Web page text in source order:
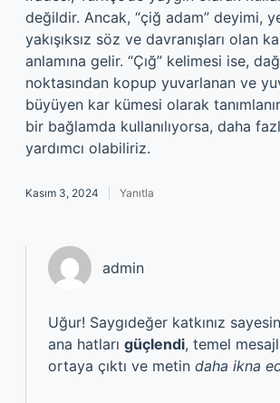
değildir. Ancak, “çiğ adam” deyimi,
yakışıksız söz ve davranışları olan
anlamına gelir. “Çığ” kelimesi ise,
noktasından kopup yuvarlanan ve
büyüyen kar kümesi olarak
bir bağlamda kullanılıyorsa, daha
yardımcı olabiliriz.
Kasım 3, 2024 Yanıtla
admin
Uğur! Saygıdeğer katkınız
ana hatları güçlendi, temel
ortaya çıktı ve metin daha ikna